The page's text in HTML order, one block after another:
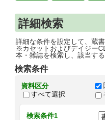
詳細検索
詳細な条件を設定して、蔵
※カセットおよびデイジー
本・雑誌を検索し、該当す
検索条件
資料区分
すべて選択
検索条件1